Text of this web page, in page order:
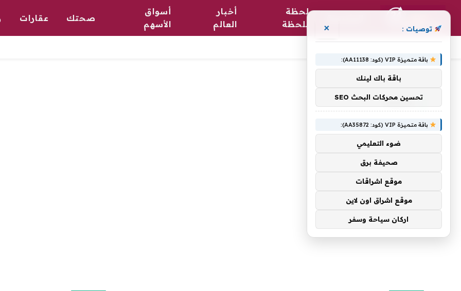
لحظة
بلحظة
أخبار
العالم
أسواق
الأسهم
صحتك عقارات
تحميله
توصيات : ×
باقة متميزة VIP (كود: AA11138):
باقة باك لينك
تحسين محركات البحث SEO
باقة متميزة VIP (كود: AA35872):
ضوء التعليمي
صحيفة برق
موقع اشراقات
موقع اشراق اون لاين
اركان سياحة وسفر